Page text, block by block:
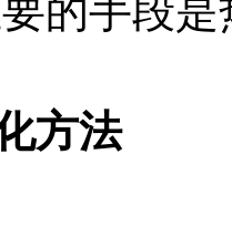
的手段是
方法